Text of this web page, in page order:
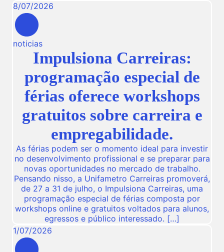
8/07/2026
noticias
Impulsiona Carreiras:
programação especial de
férias oferece workshops
gratuitos sobre carreira e
empregabilidade.
As férias podem ser o momento ideal para investir
no desenvolvimento profissional e se preparar para
novas oportunidades no mercado de trabalho.
Pensando nisso, a Unifametro Carreiras promoverá,
de 27 a 31 de julho, o Impulsiona Carreiras, uma
programação especial de férias composta por
workshops online e gratuitos voltados para alunos,
egressos e público interessado. […]
1/07/2026